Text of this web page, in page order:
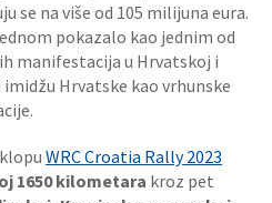
se na više od 105 milijuna eura.
pokazalo kao jednim od
manifestacija u Hrvatskoj i
Hrvatske kao vrhunske
WRC Croatia Rally 2023
1650 kilometara kroz pet